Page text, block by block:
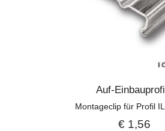
Auf-
Montageclip für Profil
€1,56